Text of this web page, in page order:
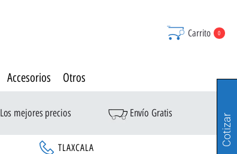
Carrito 0
Accesorios Otros
Los mejores precios Envío Gratis
TLAXCALA
Cotizar